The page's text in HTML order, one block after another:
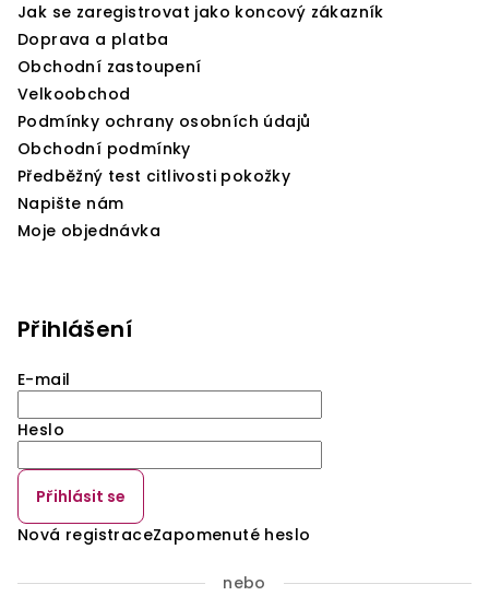
Jak se zaregistrovat jako koncový zákazník
Doprava a platba
Obchodní zastoupení
Velkoobchod
Podmínky ochrany osobních údajů
Obchodní podmínky
Předběžný test citlivosti pokožky
Napište nám
Moje objednávka
Přihlášení
E-mail
Heslo
Přihlásit se
Nová registraceZapomenuté heslo
nebo